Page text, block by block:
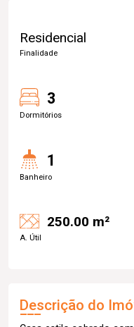
Residencial
Finalidade
3
Dormitórios
1
Banheiro
250.00 m²
A. Útil
Descrição do